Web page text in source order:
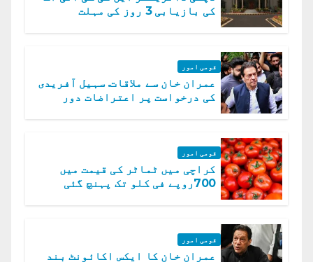
کی بازیابی 3 روز کی مہلت
قومی امور
عمران خان سے ملاقات. سہیل آفریدی
کی درخواست پر اعتراضات دور
قومی امور
کراچی میں ٹماٹر کی قیمت میں
700روپے فی کلو تک پہنچ گئی
قومی امور
عمران خان کا ایکس اکائونٹ بند